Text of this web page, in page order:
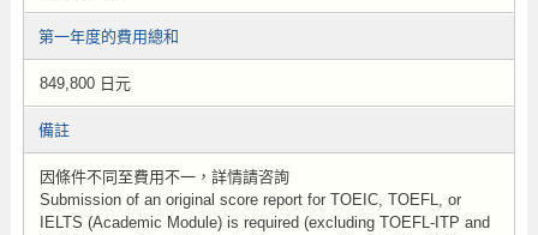
第一年度的費用總和
849,800 日元
備註
因條件不同至費用不一，詳情請咨詢
Submission of an original score report for TOEIC, TOEFL, or
IELTS (Academic Module) is required (excluding TOEFL-ITP and